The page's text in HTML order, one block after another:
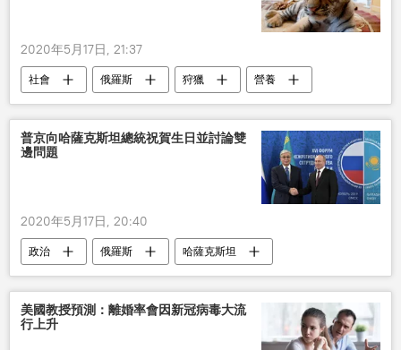
2020年5月17日, 21:37
社會 俄羅斯 狩獵 營養
普京向哈薩克斯坦總統祝賀生日並討論雙
邊問題
2020年5月17日, 20:40
政治 俄羅斯
哈薩克斯坦
普京
通話
美國教授預測：離婚率會因新冠病毒大流
行上升